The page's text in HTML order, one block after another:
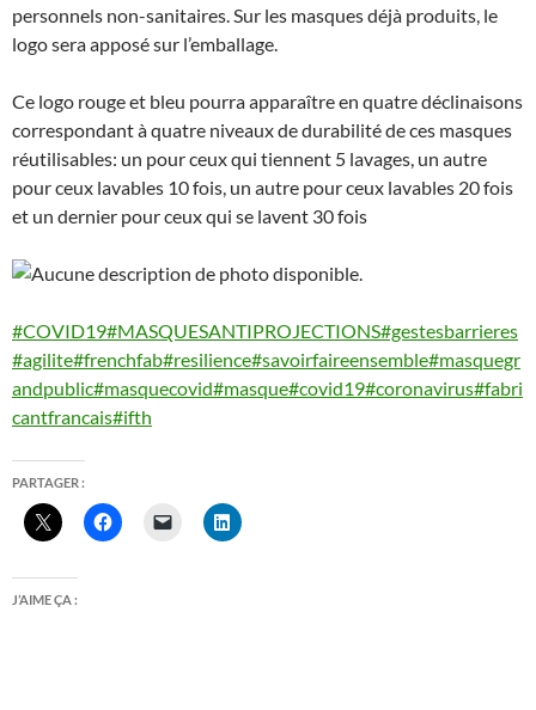
personnels non-sanitaires. Sur les masques déjà produits, le
logo sera apposé sur l’emballage.
Ce logo rouge et bleu pourra apparaître en quatre déclinaisons
correspondant à quatre niveaux de durabilité de ces masques
réutilisables: un pour ceux qui tiennent 5 lavages, un autre
pour ceux lavables 10 fois, un autre pour ceux lavables 20 fois
et un dernier pour ceux qui se lavent 30 fois
#COVID19#MASQUESANTIPROJECTIONS#gestesbarrieres
#agilite#frenchfab#resilience#savoirfaireensemble#masquegr
andpublic#masquecovid#masque#covid19#coronavirus#fabri
cantfrancais#ifth
PARTAGER :
J’AIME ÇA :